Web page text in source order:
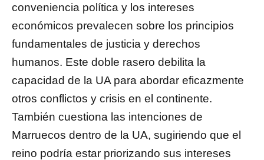
conveniencia política y los intereses
económicos prevalecen sobre los principios
fundamentales de justicia y derechos
humanos. Este doble rasero debilita la
capacidad de la UA para abordar eficazmente
otros conflictos y crisis en el continente.
También cuestiona las intenciones de
Marruecos dentro de la UA, sugiriendo que el
reino podría estar priorizando sus intereses